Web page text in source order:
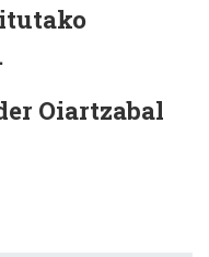
Oiartzabal